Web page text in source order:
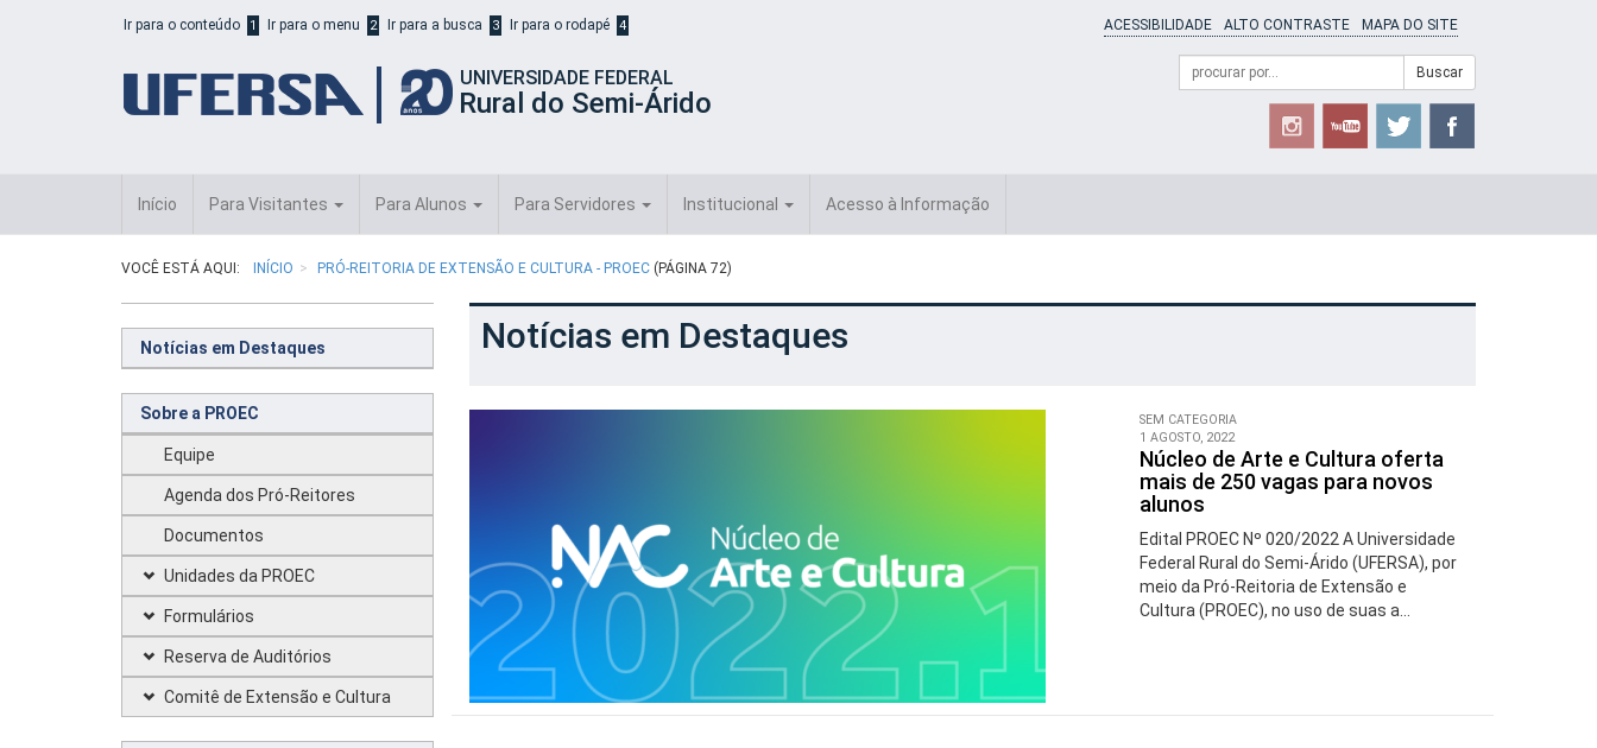
Ir para o conteúdo 1 Ir para o menu 2 Ir para a busca 3 Ir para o rodapé 4 ACESSIBILIDADE ALTO CONTRASTE MAPA DO SITE
UNIVERSIDADE FEDERAL
Rural do Semi-Árido
Formulário
Campo
de
Buscar
Início Para Visitantes Para Alunos Para Servidores Institucional Acesso à Informação
VOCÊ ESTÁ AQUI: INÍCIO PRÓ-REITORIA DE EXTENSÃO E CULTURA - PROEC (PÁGINA 72)
Notícias em Destaques
Sobre a PROEC
Equipe
Agenda dos Pró-Reitores
Documentos
Unidades da PROEC
Formulários
Reserva de Auditórios
Comitê de Extensão e Cultura
Notícias em Destaques
SEM CATEGORIA
1 AGOSTO, 2022
Núcleo de Arte e Cultura oferta
mais de 250 vagas para novos
alunos
Edital PROEC Nº 020/2022 A Universidade
Federal Rural do Semi-Árido (UFERSA), por
meio da Pró-Reitoria de Extensão e
Cultura (PROEC), no uso de suas a...